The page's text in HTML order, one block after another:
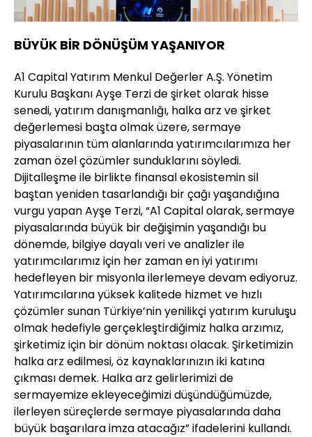
BÜYÜK BİR DÖNÜŞÜM YAŞANIYOR
A1 Capital Yatırım Menkul Değerler A.Ş. Yönetim
Kurulu Başkanı Ayşe Terzi de şirket olarak hisse
senedi, yatırım danışmanlığı, halka arz ve şirket
değerlemesi başta olmak üzere, sermaye
piyasalarının tüm alanlarında yatırımcılarımıza her
zaman özel çözümler sunduklarını söyledi.
Dijitalleşme ile birlikte finansal ekosistemin sil
baştan yeniden tasarlandığı bir çağı yaşandığına
vurgu yapan Ayşe Terzi, “A1 Capital olarak, sermaye
piyasalarında büyük bir değişimin yaşandığı bu
dönemde, bilgiye dayalı veri ve analizler ile
yatırımcılarımız için her zaman en iyi yatırımı
hedefleyen bir misyonla ilerlemeye devam ediyoruz.
Yatırımcılarına yüksek kalitede hizmet ve hızlı
çözümler sunan Türkiye’nin yenilikçi yatırım kuruluşu
olmak hedefiyle gerçekleştirdiğimiz halka arzımız,
şirketimiz için bir dönüm noktası olacak. Şirketimizin
halka arz edilmesi, öz kaynaklarınızın iki katına
çıkması demek. Halka arz gelirlerimizi de
sermayemize ekleyeceğimizi düşündüğümüzde,
ilerleyen süreçlerde sermaye piyasalarında daha
büyük başarılara imza atacağız” ifadelerini kullandı.